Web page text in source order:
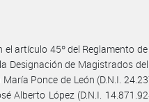
artículo 45º del Reglamento
Designación de Magistrados
Ponce de León (D.N.I.
Alberto López (D.N.I.